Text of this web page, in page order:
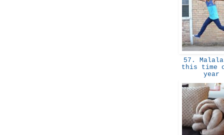
57.
this time
year